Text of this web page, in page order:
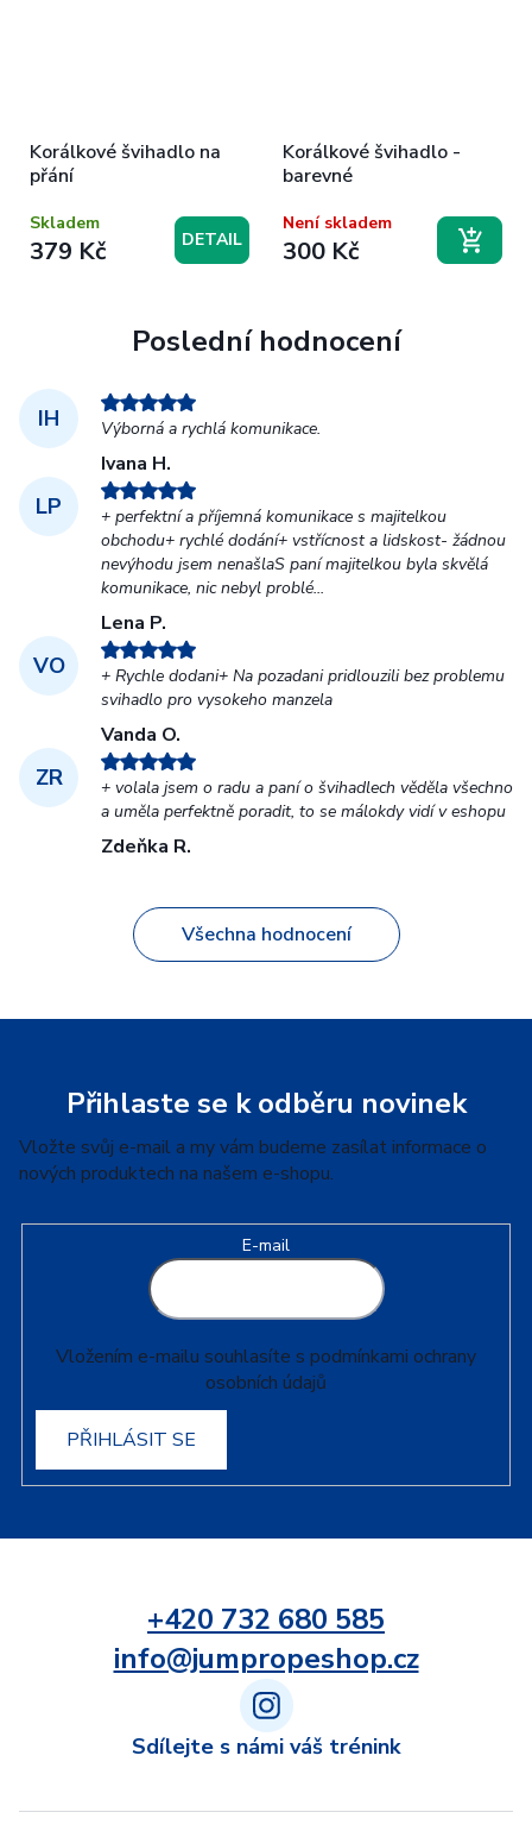
Korálkové švihadlo na
přání
379 Kč
Skladem
DETAIL
Korálkové švihadlo -
barevné
300 Kč
Není skladem
Poslední hodnocení
IH Výborná a rychlá komunikace.
Ivana H.
LP
+ perfektní a příjemná komunikace s majitelkou
obchodu+ rychlé dodání+ vstřícnost a lidskost- žádnou
nevýhodu jsem nenašlaS paní majitelkou byla skvělá
komunikace, nic nebyl problé...
Lena P.
VO
+ Rychle dodani+ Na pozadani pridlouzili bez problemu
svihadlo pro vysokeho manzela
Vanda O.
ZR
+ volala jsem o radu a paní o švihadlech věděla všechno
a uměla perfektně poradit, to se málokdy vidí v eshopu
Zdeňka R.
Všechna hodnocení
Přihlaste se k odběru novinek
Vložte svůj e-mail a my vám budeme zasílat informace o
nových produktech na našem e-shopu.
E-mail
Vložením e-mailu souhlasíte s podmínkami ochrany
osobních údajů
PŘIHLÁSIT SE
+420 732 680 585
info@jumpropeshop.cz
Sdílejte s námi váš trénink